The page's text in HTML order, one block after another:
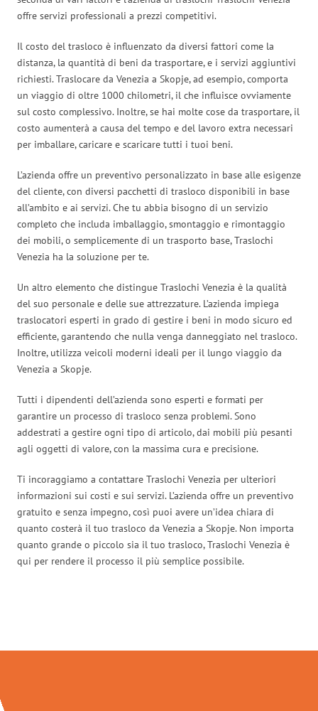
offre servizi professionali a prezzi competitivi.
Il costo del trasloco è influenzato da diversi fattori come la
distanza, la quantità di beni da trasportare, e i servizi aggiuntivi
richiesti. Traslocare da Venezia a Skopje, ad esempio, comporta
un viaggio di oltre 1000 chilometri, il che influisce ovviamente
sul costo complessivo. Inoltre, se hai molte cose da trasportare, il
costo aumenterà a causa del tempo e del lavoro extra necessari
per imballare, caricare e scaricare tutti i tuoi beni.
L’azienda offre un preventivo personalizzato in base alle esigenze
del cliente, con diversi pacchetti di trasloco disponibili in base
all’ambito e ai servizi. Che tu abbia bisogno di un servizio
completo che includa imballaggio, smontaggio e rimontaggio
dei mobili, o semplicemente di un trasporto base, Traslochi
Venezia ha la soluzione per te.
Un altro elemento che distingue Traslochi Venezia è la qualità
del suo personale e delle sue attrezzature. L’azienda impiega
traslocatori esperti in grado di gestire i beni in modo sicuro ed
efficiente, garantendo che nulla venga danneggiato nel trasloco.
Inoltre, utilizza veicoli moderni ideali per il lungo viaggio da
Venezia a Skopje.
Tutti i dipendenti dell’azienda sono esperti e formati per
garantire un processo di trasloco senza problemi. Sono
addestrati a gestire ogni tipo di articolo, dai mobili più pesanti
agli oggetti di valore, con la massima cura e precisione.
Ti incoraggiamo a contattare Traslochi Venezia per ulteriori
informazioni sui costi e sui servizi. L’azienda offre un preventivo
gratuito e senza impegno, così puoi avere un’idea chiara di
quanto costerà il tuo trasloco da Venezia a Skopje. Non importa
quanto grande o piccolo sia il tuo trasloco, Traslochi Venezia è
qui per rendere il processo il più semplice possibile.